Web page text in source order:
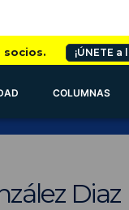
socios. ¡ÚNETE
COLUMNAS
Diaz